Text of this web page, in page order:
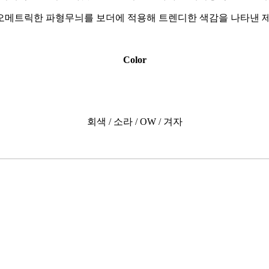
메트릭한 파형무늬를 보더에 적용해 트렌디한 색감을 나타낸
Color
회색 / 소라 / OW / 겨자